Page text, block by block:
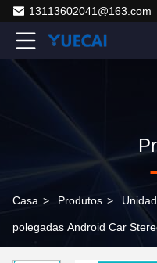
13113602041@163.com
Casa > Produtos >
polegadas Android Car